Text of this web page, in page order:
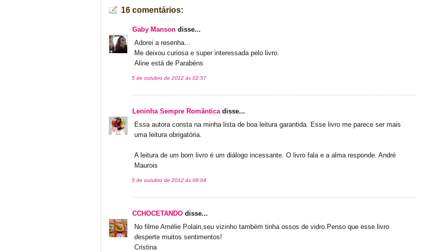
16 comentários:
Gaby Manson disse...
Adorei a resenha...
Me deixou curiosa e super interessada pelo livro.
Aline está de Parabéns
5 de outubro de 2012 às 02:57
Leninha Sempre Românticadisse...
Essa autora consta na minha lista de boa leitura garantida. Esse livro me parece ser mais
uma leitura obrigatória.
A leitura de um bom livro é um diálogo incessante. O livro fala e a alma responde. André
Maurois
5 de outubro de 2012 às 08:04
CCHOCETANDO disse...
No filme Amélie Polain,seu vizinho também tinha ossos de vidro.Penso que esse livro
desperte muitos sentimentos!
Cristina